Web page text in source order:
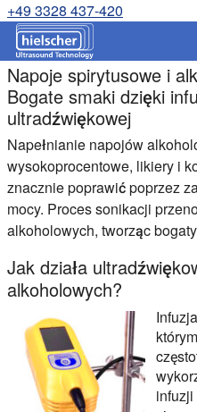
+49 3328 437-420
Napoje spirytusowe i
Bogate smaki dzięki
ultradźwiękowej
Napełnianie napojów
wysokoprocentowe, likiery i
znacznie poprawić poprzez
mocy. Proces sonikacji
alkoholowych, tworząc
Jak działa
alkoholowych?
infuzji